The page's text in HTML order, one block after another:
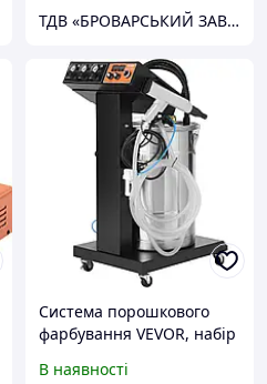
ТДВ «БРОВАРСЬКИЙ ЗАВОД КОТЕЛЬНОГО УСТАТКУВАННЯ АРДЕНЗ»
Система порошкового
фарбування VEVOR, набір
порошкового фарбування
В наявності